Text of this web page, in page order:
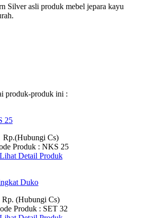
Silver asli produk mebel jepara kayu
produk-produk ini :
Rp.(Hubungi Cs)
Produk : NKS 25
Lihat Detail Produk
Rp. (Hubungi Cs)
Produk : SET 32